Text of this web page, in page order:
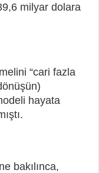
milyar dolara
“cari fazla
hayata
bakılınca,